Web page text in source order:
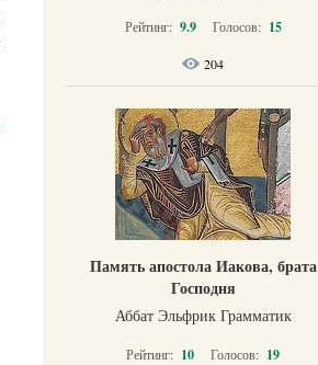
Рейтинг: 9.9 Голосов: 15
204
Память апостола Иакова, брата
Господня
Аббат Эльфрик Грамматик
Рейтинг: 10 Голосов: 19